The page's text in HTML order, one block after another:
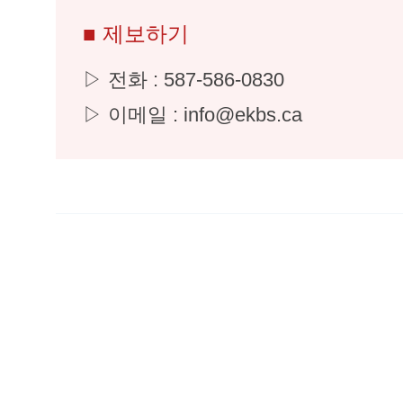
■ 제보하기
▷ 전화 : 587-586-0830
▷ 이메일 : info@ekbs.ca